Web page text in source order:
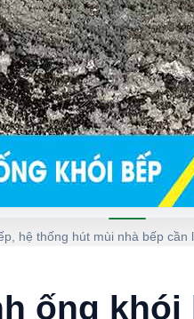
hệ thống hút mùi nhà bếp cần
ống khói